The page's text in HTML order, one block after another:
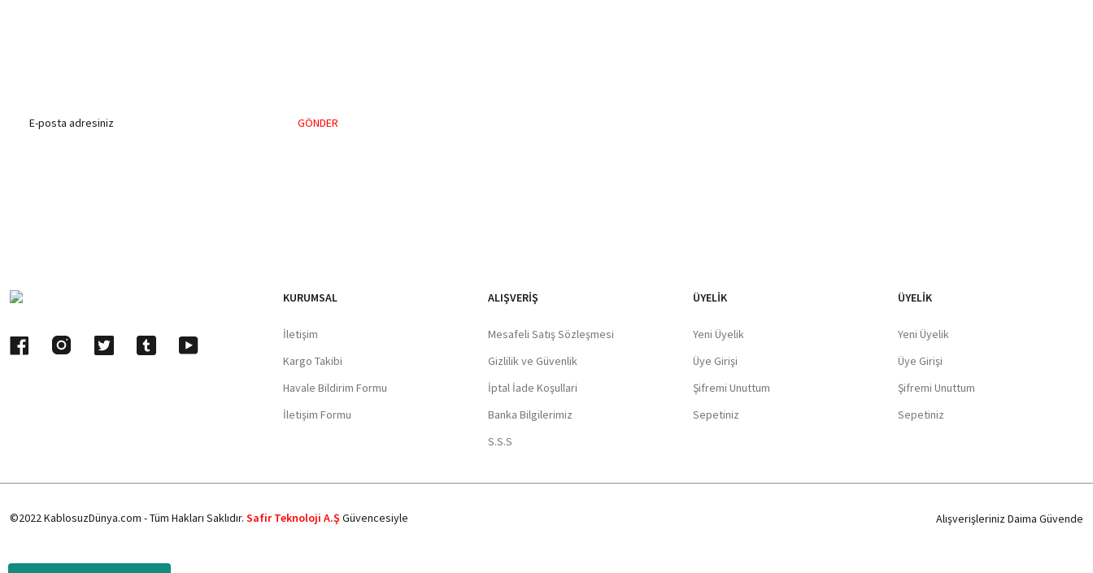
GÖNDER
KURUMSAL
İletişim
Kargo Takibi
Havale Bildirim Formu
İletişim Formu
ALIŞVERIŞ
Mesafeli Satış Sözleşmesi
Gizlilik ve Güvenlik
İptal İade Koşullari
Banka Bilgilerimiz
S.S.S
ÜYELİK
Yeni Üyelik
Üye Girişi
Şifremi Unuttum
Sepetiniz
ÜYELİK
Yeni Üyelik
Üye Girişi
Şifremi Unuttum
Sepetiniz
©2022 KablosuzDünya.com - Tüm Hakları Saklıdır. Safir Teknoloji A.Ş Güvencesiyle Alışverişleriniz Daima Güvende